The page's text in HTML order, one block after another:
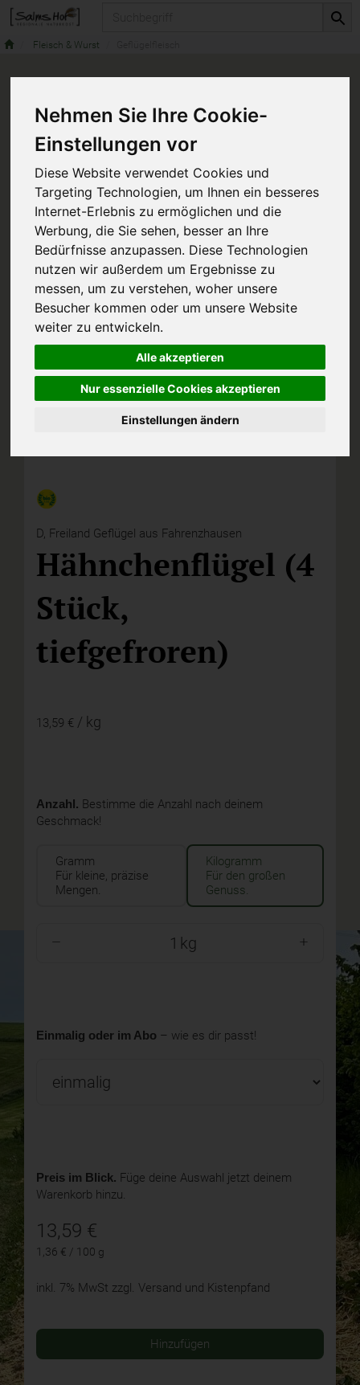
Nehmen Sie Ihre Cookie-
Einstellungen vor
Diese Website verwendet Cookies und
Targeting Technologien, um Ihnen ein besseres
Internet-Erlebnis zu ermöglichen und die
Werbung, die Sie sehen, besser an Ihre
Bedürfnisse anzupassen. Diese Technologien
nutzen wir außerdem um Ergebnisse zu
messen, um zu verstehen, woher unsere
Besucher kommen oder um unsere Website
weiter zu entwickeln.
Alle akzeptieren
Nur essenzielle Cookies akzeptieren
Einstellungen ändern
Fleisch & Wurst
D, Freiland Geflügel aus Fahrenzhausen
Hähnchenflügel (4
Stück,
tiefgefroren)
13,59 € / kg
Anzahl. Bestimme die Anzahl nach deinem
Geschmack!
Gramm
Für kleine, präzise
Mengen.
Kilogramm
Für den großen
Genuss.
kg
Einmalig oder im Abo – wie es dir passt!
Preis im Blick. Füge deine Auswahl jetzt deinem
Warenkorb hinzu.
13,59 €
1,36 € / 100 g
inkl. 7% MwSt zzgl. Versand und Kistenpfand
Hinzufügen